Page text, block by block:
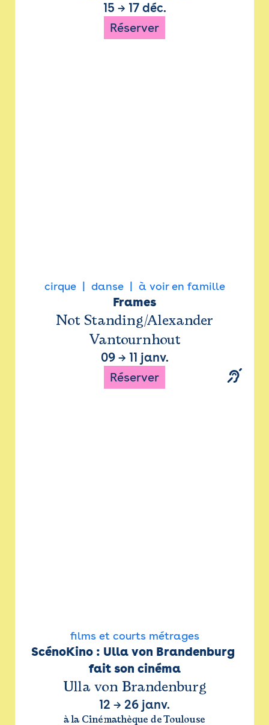
15 → 17 déc.
Réserver
cirque danse à voir en famille
Frames
Not Standing/Alexander
Vantournhout
09→ 11 janv.
Réserver
films et courts métrages
ScénoKino : Ulla von Brandenburg
fait son cinéma
Ulla von Brandenburg
12 → 26 janv.
à la Cinémathèque de Toulouse